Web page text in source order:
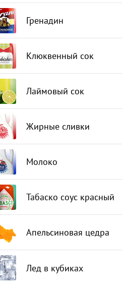
Гренадин
Клюквенный сок
Лаймовый сок
Жирные сливки
Молоко
Табаско соус красный
Апельсиновая цедра
Лед в кубиках